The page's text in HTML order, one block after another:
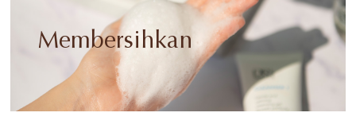
Membersihkan